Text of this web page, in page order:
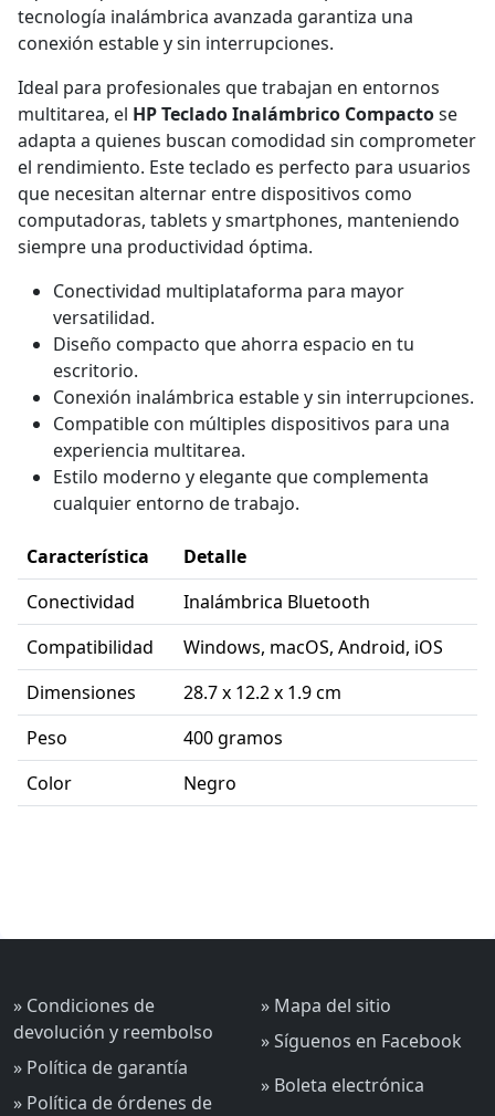
tecnología inalámbrica avanzada garantiza una
conexión estable y sin interrupciones.
Ideal para profesionales que trabajan en entornos
multitarea, el HP Teclado Inalámbrico Compactose
adapta a quienes buscan comodidad sin comprometer
el rendimiento. Este teclado es perfecto para usuarios
que necesitan alternar entre dispositivos como
computadoras, tablets y smartphones, manteniendo
siempre una productividad óptima.
Conectividad multiplataforma para mayor
versatilidad.
Diseño compacto que ahorra espacio en tu
escritorio.
Conexión inalámbrica estable y sin interrupciones.
Compatible con múltiples dispositivos para una
experiencia multitarea.
Estilo moderno y elegante que complementa
cualquier entorno de trabajo.
Característica
Detalle
Conectividad
Inalámbrica Bluetooth
Compatibilidad
Windows, macOS, Android, iOS
Dimensiones
28.7 x 12.2 x 1.9 cm
Peso
400 gramos
Color
Negro
» Condiciones de
devolución y reembolso
» Política de garantía
» Política de órdenes de
» Mapa del sitio
» Síguenos en Facebook
» Boleta electrónica